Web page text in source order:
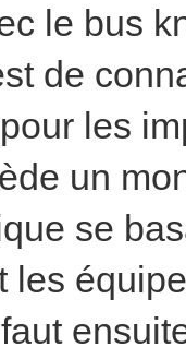
le bus
de
les
un
se
les